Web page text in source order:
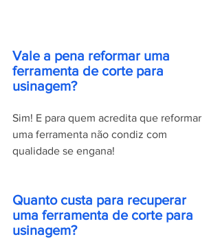
Vale a pena reformar uma
ferramenta de corte para
usinagem?
Sim! E para quem acredita que reformar
uma ferramenta não condiz com
qualidade se engana!
Quanto custa para recuperar
uma ferramenta de corte para
usinagem?